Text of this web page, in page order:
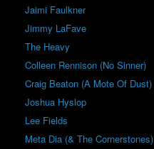
Jaimi Faulkner
Jimmy LaFave
The Heavy
Colleen Rennison (No Sinner)
Craig Beaton (A Mote Of Dust)
Joshua Hyslop
Lee Fields
Meta Dia (& The Cornerstones)